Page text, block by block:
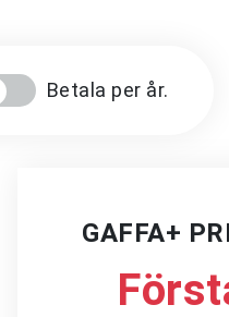
Betala per år.
GAFFA+